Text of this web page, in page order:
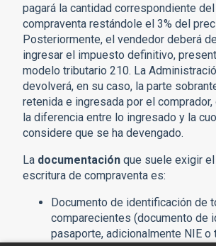
pagará la cantidad correspondiente
compraventa restándole el 3% del
Posteriormente, el vendedor deberá
ingresar el impuesto definitivo,
modelo tributario 210. La
devolverá, en su caso, la parte
retenida e ingresada por el
la diferencia entre lo ingresado y la
considere que se ha devengado.
La documentación que suele exigir
escritura de compraventa es:
Documento de identificación de
comparecientes (documento de
pasaporte, adicionalmente NIE o